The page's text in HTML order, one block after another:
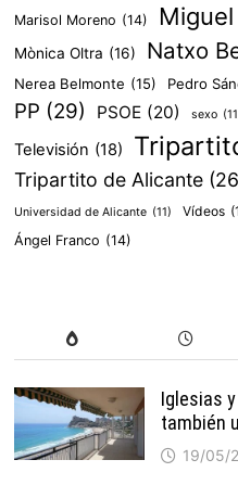
Marisol Moreno (14)
Mònica Oltra (16) Natxo
Nerea Belmonte (15) Pedro
PP (29) PSOE (20) sexo
Televisión (18)
Tripartito de Alicante
Universidad de Alicante (11) Vídeos
Ángel Franco (14)
Iglesias
también
19/05/